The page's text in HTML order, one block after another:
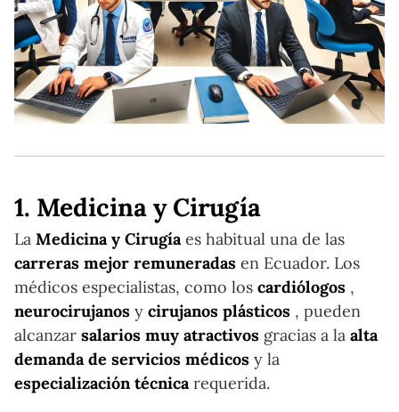
1. Medicina y Cirugía
La Medicina y Cirugíaes habitual una de las
carreras mejor remuneradas en Ecuador. Los
médicos especialistas, como los cardiólogos ,
neurocirujanos y cirujanos plásticos , pueden
alcanzar salarios muy atractivos gracias a la alta
demanda de servicios médicos y la
especialización técnicarequerida.